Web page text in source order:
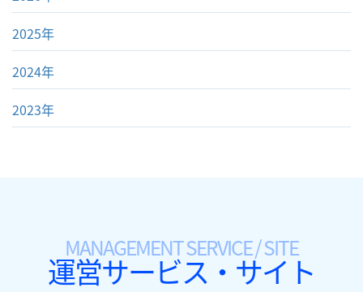
2025年
2024年
2023年
MANAGEMENT SERVICE / SITE
運営サービス・サイト